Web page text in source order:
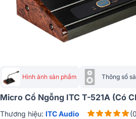
Hình ảnh sản phẩm Thông số
Micro Cổ Ngỗng ITC T-521A (Có
Thương hiệu: ITC Audio